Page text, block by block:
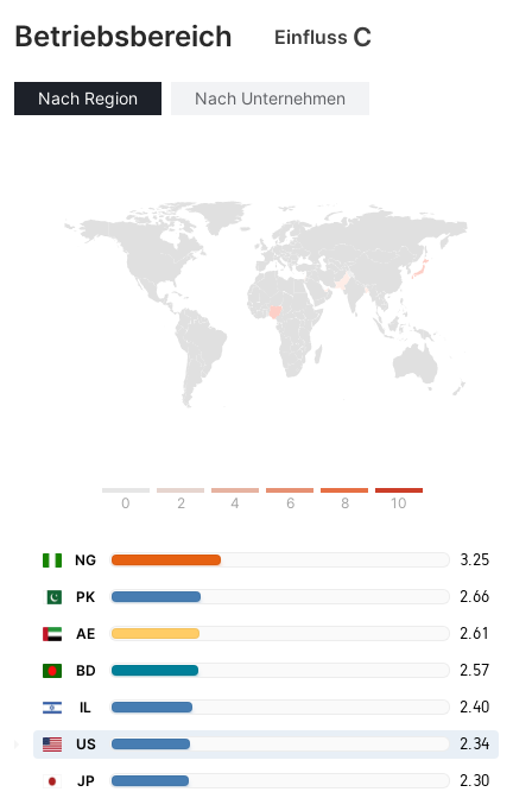
Betriebsbereich Einfluss C
Nach Region Nach Unternehmen
0 2 4 6 8 10
NG 3.25
PK 2.66
AE 2.61
BD 2.57
IL 2.40
US 2.34
JP 2.30